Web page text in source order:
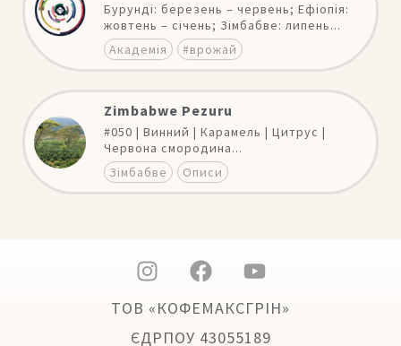
Бурунді: березень – червень; Ефіопія:
жовтень – січень; Зімбабве: липень...
Академія
#врожай
Zimbabwe Pezuru
#050 | Винний | Карамель | Цитрус |
Червона смородина...
Зімбабве
Описи
ТОВ «КОФЕМАКСГРІН»
ЄДРПОУ 43055189